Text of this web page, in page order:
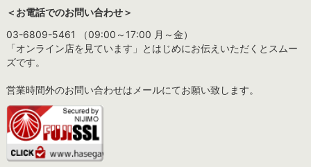
＜お電話でのお問い合わせ＞
03-6809-5461 （09:00～17:00 月～金）
「オンライン店を見ています」とはじめにお伝えいただくとスムー
ズです。
営業時間外のお問い合わせはメールにてお願い致します。